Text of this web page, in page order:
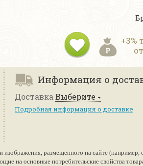
+3%
Информация о
Доставка Выберите
Подробная информация о доставке
изображения, размещенного на сайте (например,
на основные потребительские свойства